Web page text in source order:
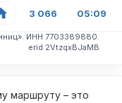
3 066 05:09
ИНН 7703389880.
erid 2VtzqxBJaMB
маршруту – это